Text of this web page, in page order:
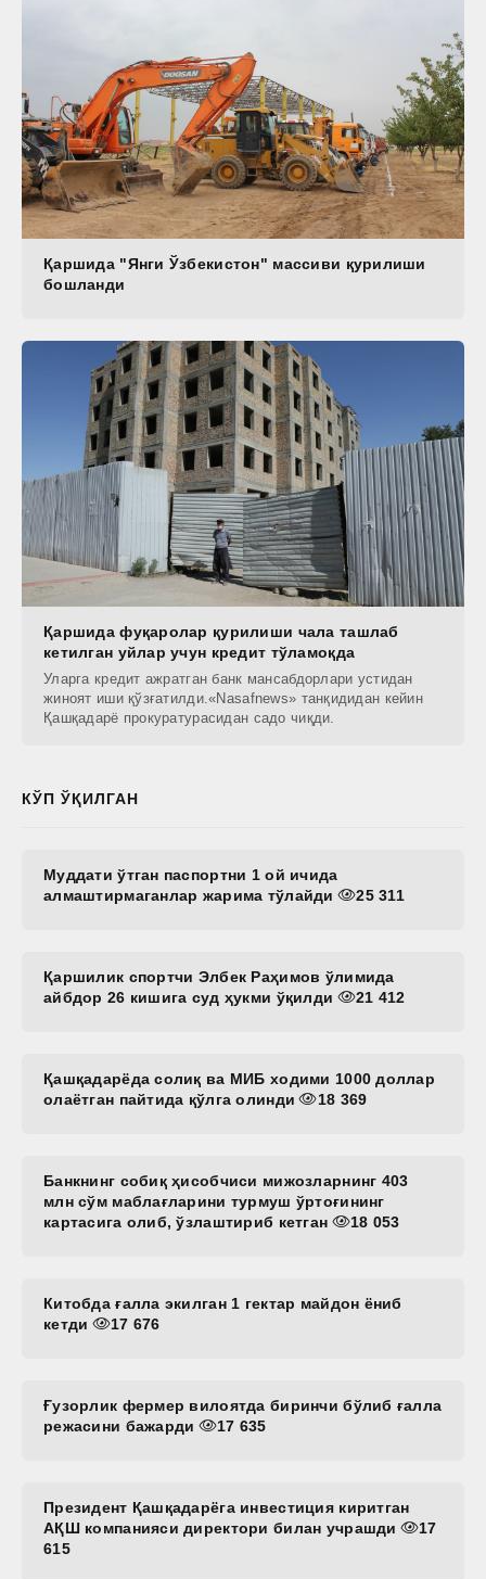
Қаршида "Янги Ўзбекистон" массиви қурилиши
бошланди
Қаршида фуқаролар қурилиши чала ташлаб
кетилган уйлар учун кредит тўламоқда
Уларга кредит ажратган банк мансабдорлари устидан
жиноят иши қўзғатилди.«Nasafnews» танқидидан кейин
Қашқадарё прокуратурасидан садо чиқди.
КЎП ЎҚИЛГАН
Муддати ўтган паспортни 1 ой ичида
алмаштирмаганлар жарима тўлайди
25 311
Қаршилик спортчи Элбек Раҳимов ўлимида
айбдор 26 кишига суд ҳукми ўқилди
21 412
Қашқадарёда солиқ ва МИБ ходими 1000 доллар
олаётган пайтида қўлга олинди
18 369
Банкнинг собиқ ҳисобчиси мижозларнинг 403
млн сўм маблағларини турмуш ўртоғининг
картасига олиб, ўзлаштириб кетган
18 053
Китобда ғалла экилган 1 гектар майдон ёниб
кетди
17 676
Ғузорлик фермер вилоятда биринчи бўлиб ғалла
режасини бажарди
17 635
Президент Қашқадарёга инвестиция киритган
АҚШ компанияси директори билан учрашди
17
615